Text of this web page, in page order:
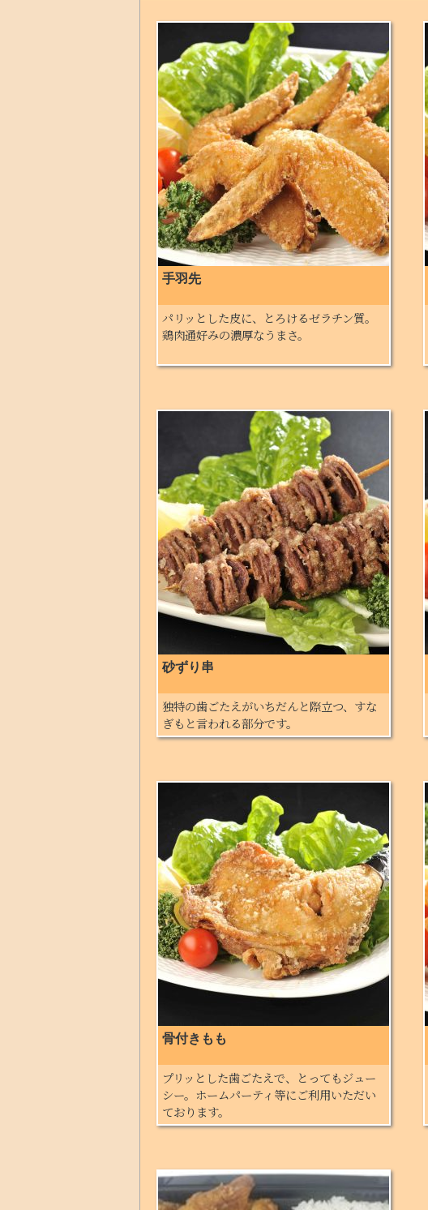
手羽先
パリッとした皮に、とろけるゼラチン質。
鶏肉通好みの濃厚なうまさ。
砂ずり串
独特の歯ごたえがいちだんと際立つ、すな
ぎもと言われる部分です。
骨付きもも
プリッとした歯ごたえで、とってもジュー
シー。ホームパーティ等にご利用いただい
ております。